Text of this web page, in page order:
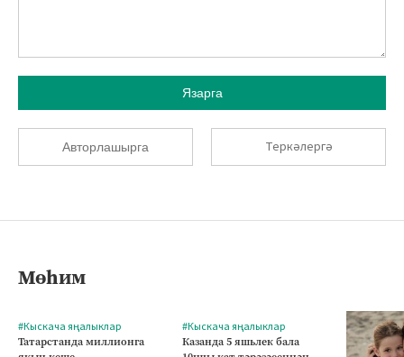
Язарга
Авторлашырга Теркәлергә
Мөһим
#Кыскача яңалыклар
Татарстанда миллионга
#Кыскача яңалыклар
Казанда 5 яшьлек бала